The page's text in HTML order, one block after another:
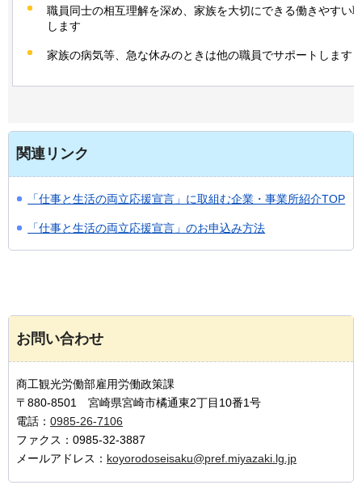
職員同士の相互理解を深め、家族を大切にできる働きやすい
します
家族の病気等、急な休みのときは他の職員でサポートします
関連リンク
「仕事と生活の両立応援宣言」に取組む企業・事業所紹介TOP
「仕事と生活の両立応援宣言」のお申込み方法
お問い合わせ
商工観光労働部雇用労働政策課
〒880-8501 宮崎県宮崎市橘通東2丁目10番1号
電話： 0985-26-7106
ファクス：0985-32-3887
メールアドレス： koyorodoseisaku@pref.miyazaki.lg.jp